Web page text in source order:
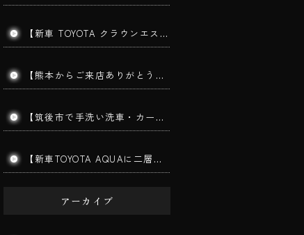
【新車 TOYOTA クラウンエステート施工】202ブラックの美しさを最大限に引き出す三層ガラスコーティング｜みやま市よりご来店
【熊本からご来店ありがとうございます】手洗い洗車で愛車をリフレッシュ！コーティングを長持ちさせる秘訣とは？｜筑後市 BigWorldDoor
【筑後市で手洗い洗車・カーコーティング】MITSUBISHI TRITON｜ダイヤモンドメークワイルドEX施工車の手洗い洗車を実施しました！
【新車TOYOTA AQUAに二層ガラスコーティング施工】筑後市で新車コーティングならBigWorldDoorへ｜美しさと耐久性を長期間キープ！
アーカイブ